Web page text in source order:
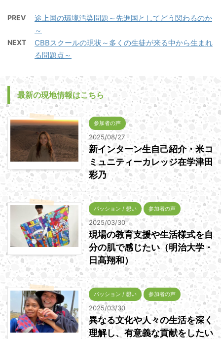
PREV
途上国の環境汚染問題～先進国としてどう関わるのか
～
NEXT
CBBスクールの現状～多くの生徒が来る中から生まれ
る問題点～
最新の現地情報はこちら
参加者の声
2025/08/27
新インターン生自己紹介・米コ
ミュニティーカレッジ在学津田
彩乃
パッション / 想い 参加者の声
2025/03/30
現場の教育支援や生活様式を自
分の肌で感じたい（明治大学・
日髙翔和）
パッション / 想い 参加者の声
2025/03/30
異なる文化や人々の生活を深く
理解し、有意義な貢献をしたい